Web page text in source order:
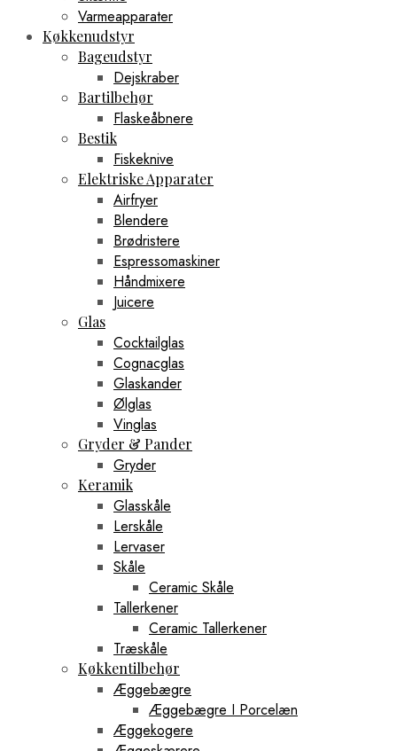
Varmeapparater
Køkkenudstyr
Bageudstyr
Dejskraber
Bartilbehør
Flaskeåbnere
Bestik
Fiskeknive
Elektriske Apparater
Airfryer
Blendere
Brødristere
Espressomaskiner
Håndmixere
Juicere
Glas
Cocktailglas
Cognacglas
Glaskander
Ølglas
Vinglas
Gryder & Pander
Gryder
Keramik
Glasskåle
Lerskåle
Lervaser
Skåle
Ceramic Skåle
Tallerkener
Ceramic Tallerkener
Træskåle
Køkkentilbehør
Æggebægre
Æggebægre I Porcelæn
Æggekogere